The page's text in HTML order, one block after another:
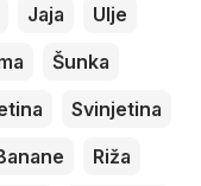
Jaja
Ulje
Šunka
Svinjetina
Riža